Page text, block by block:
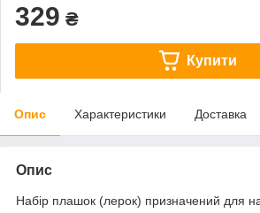
329 ₴
Купити
Опис Характеристики Доставка
Опис
Набір плашок (лерок) призначений для